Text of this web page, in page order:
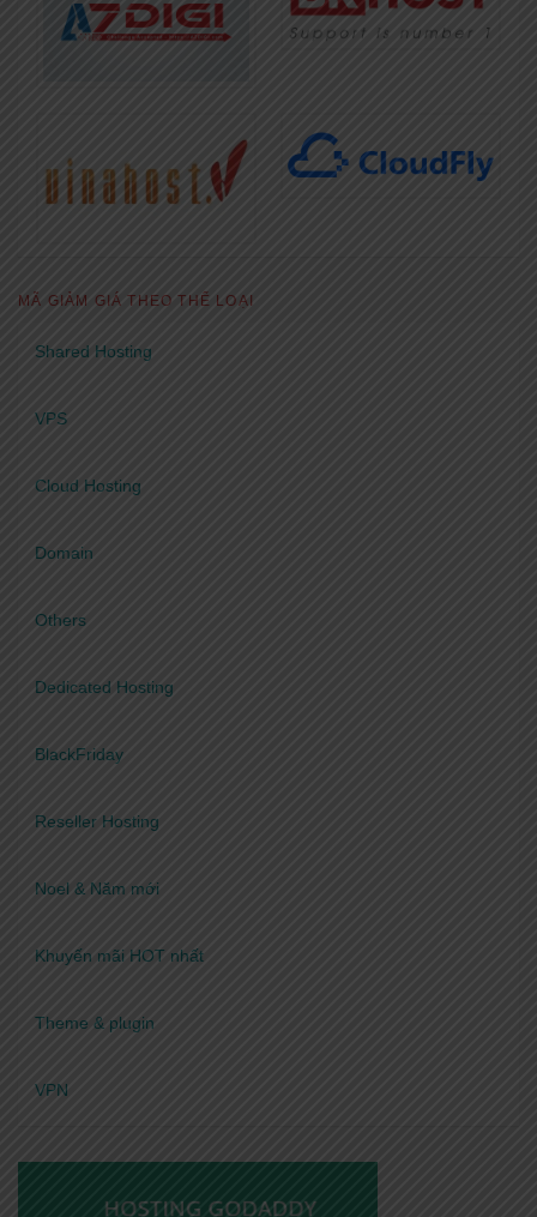
MÃ GIẢM GIÁ THEO THỂ LOẠI
Shared Hosting
VPS
Cloud Hosting
Domain
Others
Dedicated Hosting
BlackFriday
Reseller Hosting
Noel & Năm mới
Khuyến mãi HOT nhất
Theme & plugin
VPN